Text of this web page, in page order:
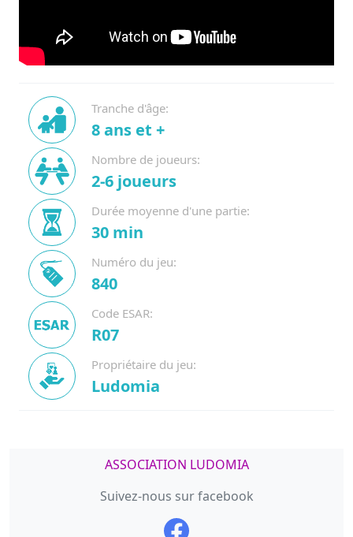
Tranche d'âge:
8 ans et +
Nombre de joueurs:
2-6 joueurs
Durée moyenne d'une partie:
30 min
Numéro du jeu:
840
Code ESAR:
R07
Propriétaire du jeu:
Ludomia
ASSOCIATION LUDOMIA
Suivez-nous sur facebook